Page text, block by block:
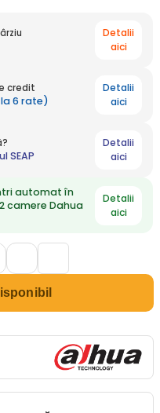
Detalii
aici
credit
la 6 rate)
Detalii
aici
SEAP
Detalii
aici
automat în
camere Dahua
Detalii
aici